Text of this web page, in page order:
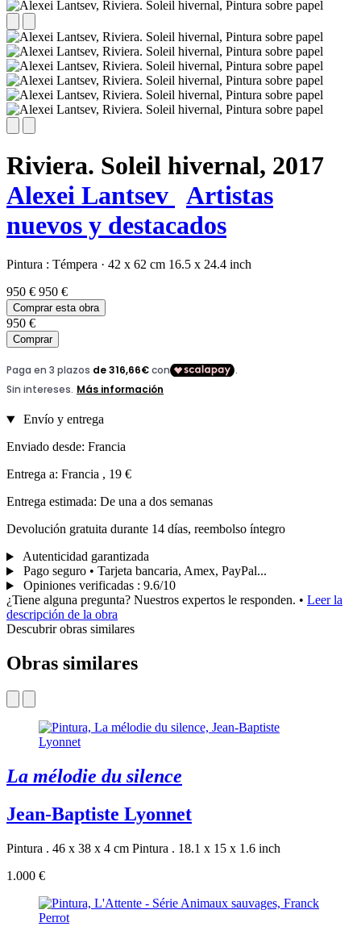
Riviera. Soleil hivernal, 2017
Alexei Lantsev
Artistas
nuevos y destacados
Pintura : Témpera · 42 x 62 cm 16.5 x 24.4 inch
950 € 950 €
Comprar esta obra
950 €
Comprar
Envío y entrega
Enviado desde: Francia
Entrega a: Francia , 19 €
Entrega estimada: De una a dos semanas
Devolución gratuita durante 14 días, reembolso íntegro
Autenticidad garantizada
Pago seguro • Tarjeta bancaria, Amex, PayPal...
Opiniones verificadas : 9.6/10
¿Tiene alguna pregunta? Nuestros expertos le responden. • Leer la
descripción de la obra
Descubrir obras similares
Obras similares
La mélodie du silence
Jean-Baptiste Lyonnet
Pintura . 46 x 38 x 4 cm Pintura . 18.1 x 15 x 1.6 inch
1.000 €